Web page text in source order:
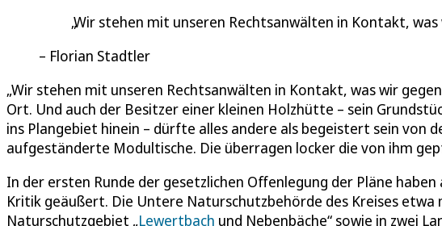
Wir stehen mit unseren Rechtsanwälten in Kontakt,
Florian Stadtler
„Wir stehen mit unseren Rechtsanwälten in Kontakt, was wir
Ort. Und auch der Besitzer einer kleinen Holzhütte – sein
ins Plangebiet hinein – dürfte alles andere als begeistert sein von
aufgeständerte Modultische. Die überragen locker die von ihm
In der ersten Runde der gesetzlichen Offenlegung der Pläne
Kritik geäußert. Die Untere Naturschutzbehörde des Kreises etwa
Naturschutzgebiet „Lewertbach und Nebenbäche“ sowie in zwei